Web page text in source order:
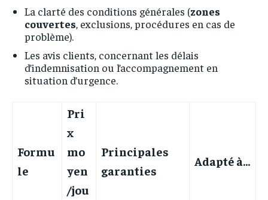
La clarté des conditions générales (zones
couvertes, exclusions, procédures en cas de
problème).
Les avis clients, concernant les délais
d’indemnisation ou l’accompagnement en
situation d’urgence.
Formu
le
Pri
x
mo
yen
/jou
Principales
garanties
Adapté à…